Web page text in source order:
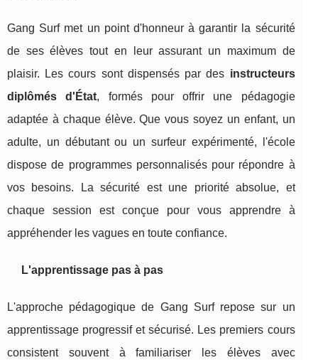
Gang Surf met un point d'honneur à garantir la sécurité
de ses élèves tout en leur assurant un maximum de
plaisir. Les cours sont dispensés par des instructeurs
diplômés d'État, formés pour offrir une pédagogie
adaptée à chaque élève. Que vous soyez un enfant, un
adulte, un débutant ou un surfeur expérimenté, l'école
dispose de programmes personnalisés pour répondre à
vos besoins. La sécurité est une priorité absolue, et
chaque session est conçue pour vous apprendre à
appréhender les vagues en toute confiance.
L'apprentissage pas à pas
L'approche pédagogique de Gang Surf repose sur un
apprentissage progressif et sécurisé. Les premiers cours
consistent souvent à familiariser les élèves avec